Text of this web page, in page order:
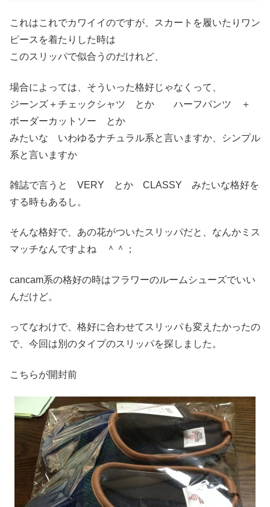
これはこれでカワイイのですが、スカートを履いたりワン
ピースを着たりした時は
このスリッパで似合うのだけれど、
場合によっては、そういった格好じゃなくって、
ジーンズ＋チェックシャツ とか ハーフパンツ ＋
ボーダーカットソー とか
みたいな いわゆるナチュラル系と言いますか、シンプル
系と言いますか
雑誌で言うと VERY とか CLASSY みたいな格好を
する時もあるし。
そんな格好で、あの花がついたスリッパだと、なんかミス
マッチなんですよね ＾＾；
cancam系の格好の時はフラワーのルームシューズでいい
んだけど。
ってなわけで、格好に合わせてスリッパも変えたかったの
で、今回は別のタイプのスリッパを探しました。
こちらが開封前